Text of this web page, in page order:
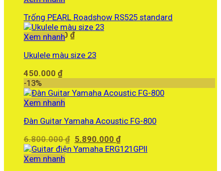
34.340.000 ₫.
Trống PEARL Roadshow RS525 standard
12.260.000 ₫
Xem nhanh
Ukulele màu size 23
450.000 ₫
-13%
Xem nhanh
Đàn Guitar Yamaha Acoustic FG-800
6.800.000₫ Giá
gốc
5.890.000₫Giá
hiện
Xem nhanh